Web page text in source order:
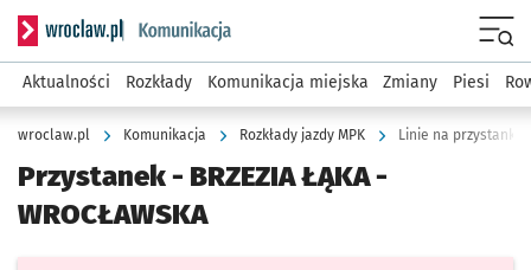
Serwis informacyjny wroclaw.pl podserwis: Komunikacja
Aktualności Rozkłady Komunikacja miejska Zmiany Piesi
wroclaw.pl Komunikacja Rozkłady jazdy MPK Linie na przystanku
Przystanek - BRZEZIA ŁĄKA -
WROCŁAWSKA